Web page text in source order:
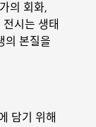
의 회화,
시는 생태
의 본질을
담기 위해